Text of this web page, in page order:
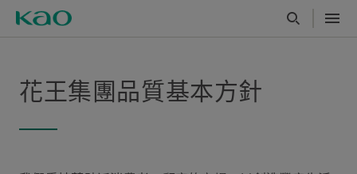
花王集團品質基本方針